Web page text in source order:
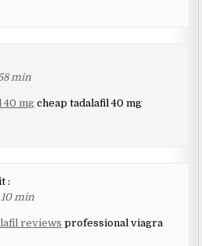
min
40 mg cheap tadalafil 40 mg
:
min
reviews professional viagra